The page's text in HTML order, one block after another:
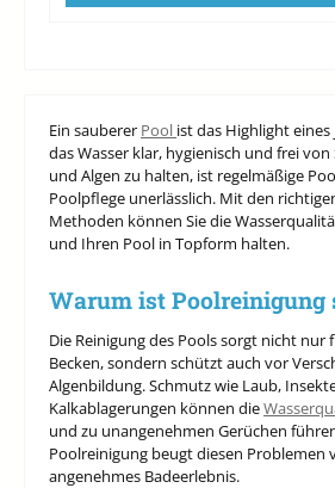
Ein sauberer Pool ist das Highlight
das Wasser klar, hygienisch und frei
und Algen zu halten, ist regelmäßige
Poolpflege unerlässlich. Mit den
Methoden können Sie die
und Ihren Pool in Topform halten.
Warum ist Poolreinigung
Die Reinigung des Pools sorgt nicht nur
Becken, sondern schützt auch vor
Algenbildung. Schmutz wie Laub,
Kalkablagerungen können die
und zu unangenehmen Gerüchen
Poolreinigung beugt diesen Problemen
angenehmes Badeerlebnis.